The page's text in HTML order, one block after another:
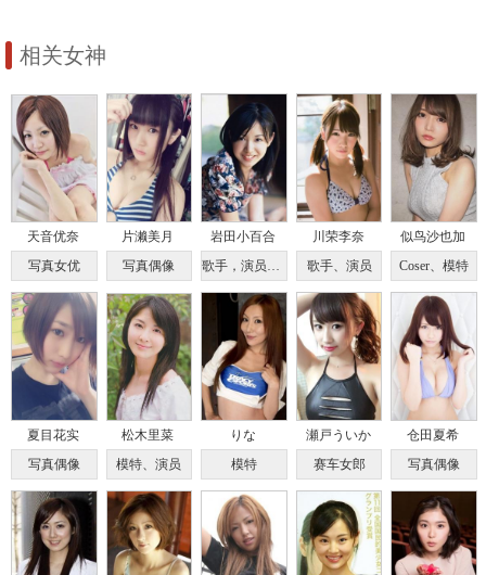
相关女神
天音优奈
写真女优
片濑美月
写真偶像
岩田小百合
歌手，演员，模特
川荣李奈
歌手、演员
似鸟沙也加
Coser、模特
夏目花实
写真偶像
松木里菜
模特、演员
りな
模特
瀬戸ういか
赛车女郎
仓田夏希
写真偶像